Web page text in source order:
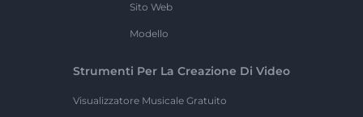
Sito Web
Modello
Strumenti Per La Creazione Di Video
Visualizzatore Musicale Gratuito